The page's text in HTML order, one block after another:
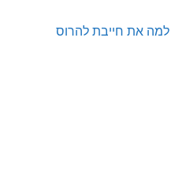
למה את חייבת להרוס